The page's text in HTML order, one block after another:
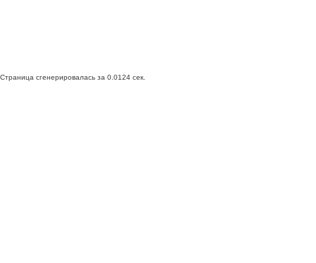
Страница сгенерировалась за 0.0124 сек.